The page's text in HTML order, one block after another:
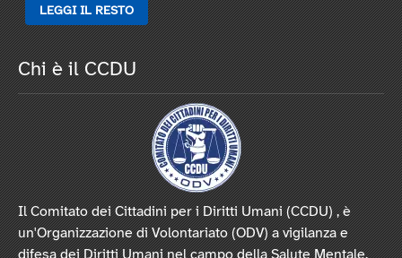
LEGGI IL RESTO
Chi è il CCDU
Il Comitato dei Cittadini per i Diritti Umani (CCDU) , è
un'Organizzazione di Volontariato (ODV) a vigilanza e
difesa dei Diritti Umani nel campo della Salute Mentale.